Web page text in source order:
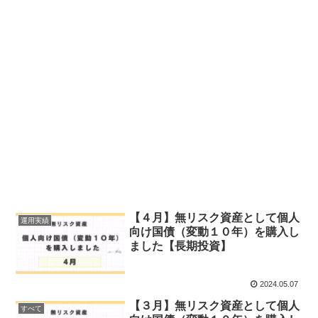
運用実績
【４月】無リスク資産として個人
向け国債（変動１０年）を購入し
ました【長期投資】
2024.05.07
すべて
【３月】無リスク資産として個人